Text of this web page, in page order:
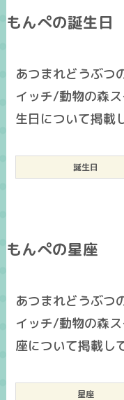
もんぺの誕生日
あつまれどうぶつ
イッチ/動物の森
生日について掲載
誕生日
もんぺの星座
あつまれどうぶつ
イッチ/動物の森
座について掲載し
星座